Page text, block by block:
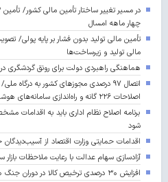
چهار ماهه امسال
مالی تولید و زیرساخت‌ها
هماهنگی راهبردی دولت برای رونق گردشگری
اصلاحات ۲۲۶ گانه و راه‌اندازی سامانه‌های هوشمند
برنامه اصلاح نظام اداری باید به اقدامات
شود
اقدامات حمایتی وزارت اقتصاد از
آزادسازی سهام عدالت با رعایت ملاحظات بازار
افزایش ۳۰ درصدی ترخیص کالا در دوران جنگ ۴۰ روزه نتیجه هم‌افزایی دستگاه‌ها بود